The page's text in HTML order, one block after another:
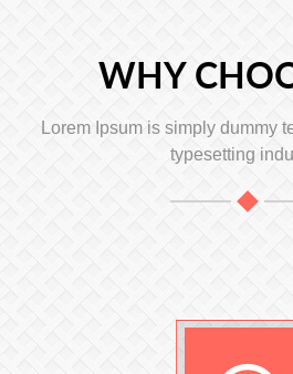
WHY
Lorem Ipsum is simply dummy
typesetting